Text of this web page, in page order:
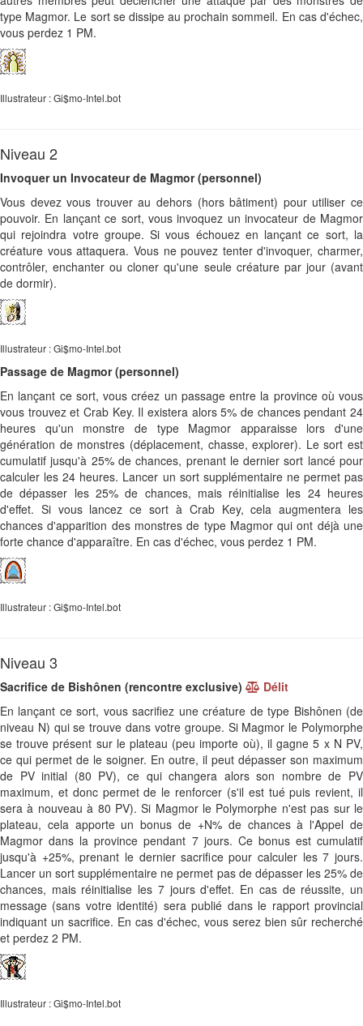
type Magmor. Le sort se dissipe au prochain sommeil. En cas d'échec,
vous perdez 1 PM.
Illustrateur : Gi$mo-Intel.bot
Niveau 2
Invoquer un Invocateur de Magmor (personnel)
Vous devez vous trouver au dehors (hors bâtiment) pour utiliser ce
pouvoir. En lançant ce sort, vous invoquez un invocateur de Magmor
qui rejoindra votre groupe. Si vous échouez en lançant ce sort, la
créature vous attaquera. Vous ne pouvez tenter d'invoquer, charmer,
contrôler, enchanter ou cloner qu'une seule créature par jour (avant
de dormir).
Illustrateur : Gi$mo-Intel.bot
Passage de Magmor (personnel)
En lançant ce sort, vous créez un passage entre la province où vous
vous trouvez et Crab Key. Il existera alors 5% de chances pendant 24
heures qu'un monstre de type Magmor apparaisse lors d'une
génération de monstres (déplacement, chasse, explorer). Le sort est
cumulatif jusqu'à 25% de chances, prenant le dernier sort lancé pour
calculer les 24 heures. Lancer un sort supplémentaire ne permet pas
de dépasser les 25% de chances, mais réinitialise les 24 heures
d'effet. Si vous lancez ce sort à Crab Key, cela augmentera les
chances d'apparition des monstres de type Magmor qui ont déjà une
forte chance d'apparaître. En cas d'échec, vous perdez 1 PM.
Illustrateur : Gi$mo-Intel.bot
Niveau 3
Sacrifice de Bishônen (rencontre exclusive)
Délit
En lançant ce sort, vous sacrifiez une créature de type Bishônen (de
niveau N) qui se trouve dans votre groupe. Si Magmor le Polymorphe
se trouve présent sur le plateau (peu importe où), il gagne 5 x N PV,
ce qui permet de le soigner. En outre, il peut dépasser son maximum
de PV initial (80 PV), ce qui changera alors son nombre de PV
maximum, et donc permet de le renforcer (s'il est tué puis revient, il
sera à nouveau à 80 PV). Si Magmor le Polymorphe n'est pas sur le
plateau, cela apporte un bonus de +N% de chances à l'Appel de
Magmor dans la province pendant 7 jours. Ce bonus est cumulatif
jusqu'à +25%, prenant le dernier sacrifice pour calculer les 7 jours.
Lancer un sort supplémentaire ne permet pas de dépasser les 25% de
chances, mais réinitialise les 7 jours d'effet. En cas de réussite, un
message (sans votre identité) sera publié dans le rapport provincial
indiquant un sacrifice. En cas d'échec, vous serez bien sûr recherché
et perdez 2 PM.
Illustrateur : Gi$mo-Intel.bot